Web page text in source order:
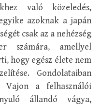
való közeledés,
azoknak a japán
csak az a nehézség
számára, amellyel
hogy egész élete nem
Gondolataiban
a felhasználói
állandó vágya,